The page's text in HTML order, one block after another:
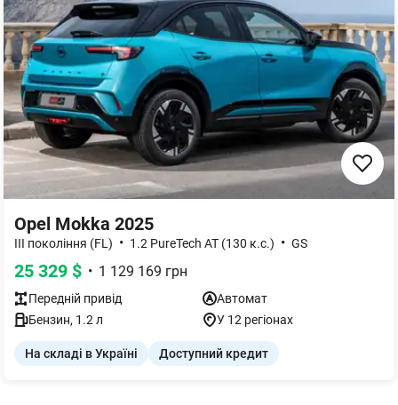
Opel Mokka 2025
III покоління (FL) • 1.2 PureTech AT (130 к.с.) • GS
25 329 $ • 1 129 169 грн
Передній привід
Автомат
Бензин, 1.2 л У 12 регіонах
На складі в Україні Доступний кредит